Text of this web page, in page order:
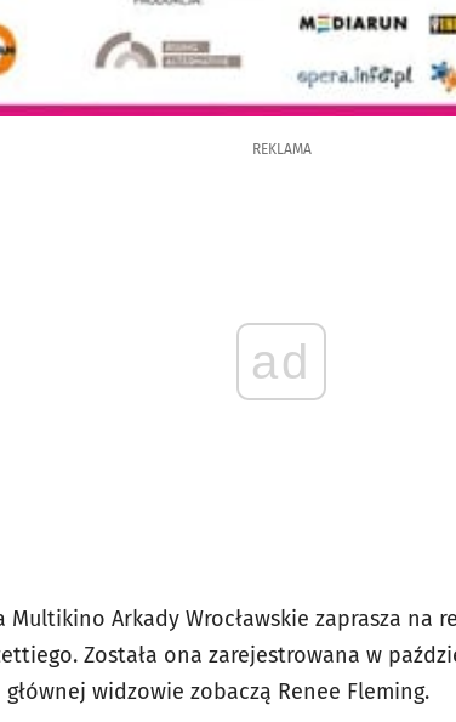
REKLAMA
ad
Arkady Wrocławskie zaprasza na
Została ona zarejestrowana w
widzowie zobaczą Renee Fleming.